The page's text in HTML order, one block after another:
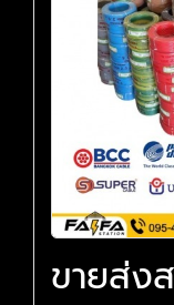
ขายส่ง